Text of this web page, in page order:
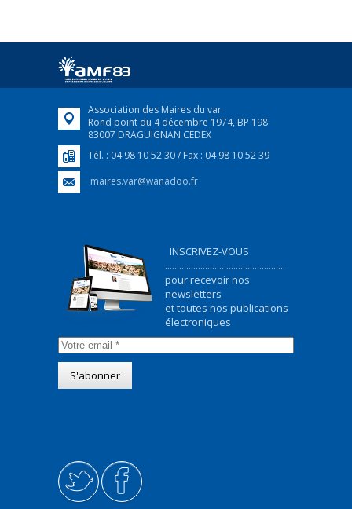
Association des Maires du var
Rond point du 4 décembre 1974, BP 198
83007 DRAGUIGNAN CEDEX
Tél. : 04 98 10 52 30 / Fax : 04 98 10 52 39
maires.var@wanadoo.fr
INSCRIVEZ-VOUS
...................................................
pour recevoir nos
newsletters
et toutes nos publications
électroniques